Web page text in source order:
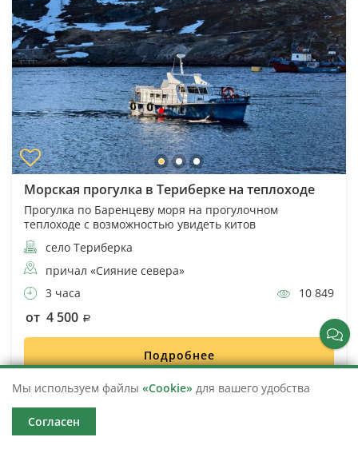
Морская прогулка в Териберке на теплоходе
Прогулка по Баренцеву моря на прогулочном
теплоходе с возможностью увидеть китов
село Териберка
причал «Сияние севера»
3 часа
10 849
от 4 500
Подробнее
Ближайшая 08.08.2026 в 10:00
Мы используем файлы «Cookie» для вашего удобства
Согласен